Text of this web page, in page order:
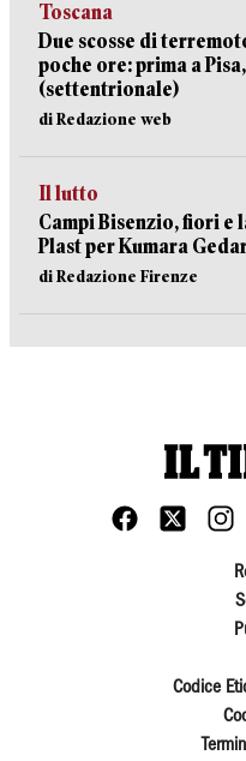
Toscana
Due scosse di
poche ore: prima a
(settentrionale)
di Redazione web
Il lutto
Campi Bisenzio, fiori e
Plast per Kumara
di Redazione Firenze
Codice